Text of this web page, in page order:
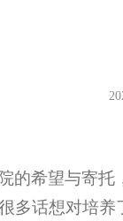
的希望与寄托
多话想对培养